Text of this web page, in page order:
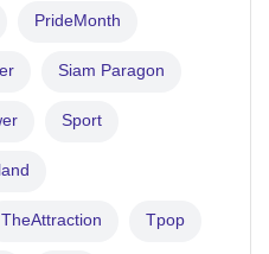
PrideMonth
Siam Paragon
Sport
TheAttraction Tpop